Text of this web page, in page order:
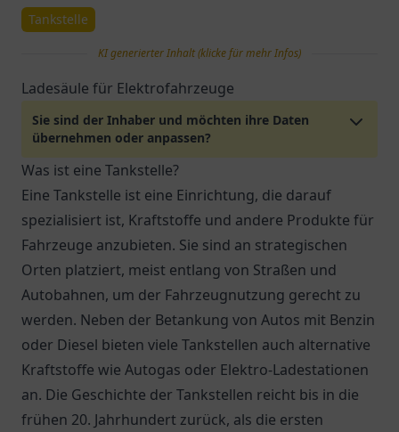
Tankstelle
KI generierter Inhalt (klicke für mehr Infos)
Ladesäule für Elektrofahrzeuge
Sie sind der Inhaber und möchten ihre Daten
übernehmen oder anpassen?
Was ist eine Tankstelle?
Eine Tankstelle ist eine Einrichtung, die darauf
spezialisiert ist, Kraftstoffe und andere Produkte für
Fahrzeuge anzubieten. Sie sind an strategischen
Orten platziert, meist entlang von Straßen und
Autobahnen, um der Fahrzeugnutzung gerecht zu
werden. Neben der Betankung von Autos mit Benzin
oder Diesel bieten viele Tankstellen auch alternative
Kraftstoffe wie Autogas oder Elektro-Ladestationen
an. Die Geschichte der Tankstellen reicht bis in die
frühen 20. Jahrhundert zurück, als die ersten